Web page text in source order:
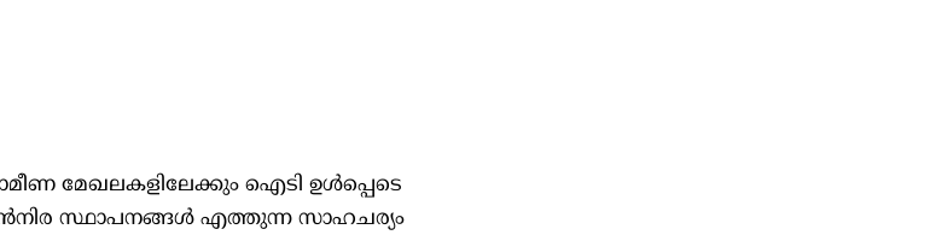
മേഖലകളിലേക്കും ഐടി ഉൾപ്പെടെ
സ്ഥാപനങ്ങൾ എത്തുന്ന സാഹചര്യം